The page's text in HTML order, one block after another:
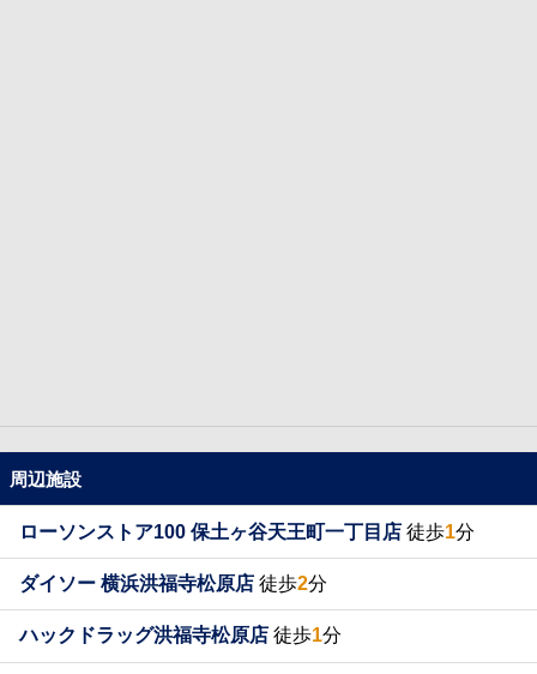
周辺施設
ローソンストア100 保土ヶ谷天王町一丁目店 徒歩1分
ダイソー 横浜洪福寺松原店 徒歩2分
ハックドラッグ洪福寺松原店 徒歩1分